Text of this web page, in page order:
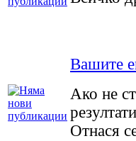
Вашите
Ако не
Отнася